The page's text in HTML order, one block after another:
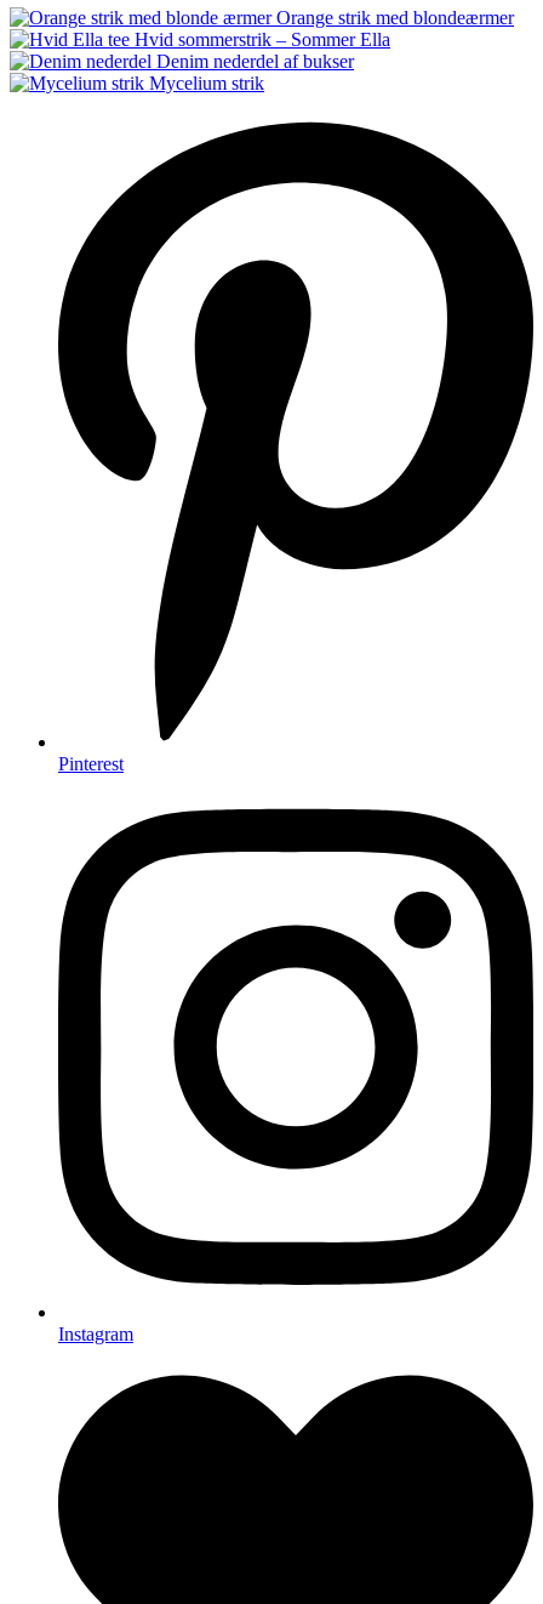
Orange strik med blondeærmer
Hvid sommerstrik – Sommer Ella
Denim nederdel af bukser
Mycelium strik
Pinterest
Instagram